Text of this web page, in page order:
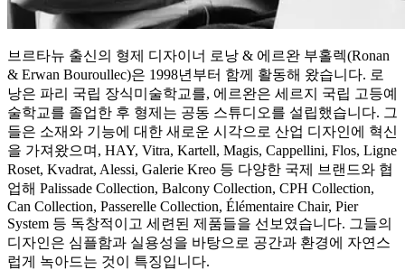
브르타뉴 출신의 형제 디자이너 로낭 & 에르완 부홀렉(Ronan
& Erwan Bouroullec)은 1998년부터 함께 활동해 왔습니다. 로
낭은 파리 국립 장식미술학교를, 에르완은 세르지 국립 고등예
술학교를 졸업한 후 형제는 공동 스튜디오를 설립했습니다. 그
들은 소재와 기능에 대한 새로운 시각으로 산업 디자인에 혁신
을 가져왔으며, HAY, Vitra, Kartell, Magis, Cappellini, Flos, Ligne
Roset, Kvadrat, Alessi, Galerie Kreo 등 다양한 국제 브랜드와 협
업해 Palissade Collection, Balcony Collection, CPH Collection,
Can Collection, Passerelle Collection, Élémentaire Chair, Pier
System 등 독창적이고 세련된 제품들을 선보였습니다. 그들의
디자인은 심플함과 실용성을 바탕으로 공간과 환경에 자연스
럽게 녹아드는 것이 특징입니다.